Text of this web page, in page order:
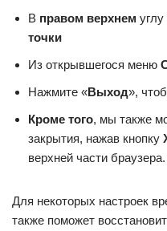
В правом верхнем
точки
Из открывшегося меню
Нажмите «Выход»,
Кроме того, мы также
закрытия, нажав кнопку
верхней части браузера.
Для некоторых настроек
также поможет